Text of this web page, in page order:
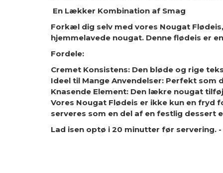
En Lækker Kombination af Smag
Forkæl dig selv med vores Nougat
hjemmelavede nougat. Denne flødeis er
Fordele:
Cremet Konsistens: Den bløde og rige
Ideel til Mange Anvendelser: Perfekt
Knasende Element: Den lækre nougat
Vores Nougat Flødeis er ikke kun en fryd
serveres som en del af en festlig dessert
Lad isen optø i 20 minutter før servering.